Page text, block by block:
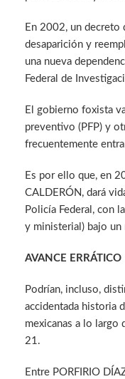
En 2002, un decreto
desaparición y
una nueva
Federal de
El gobierno foxista
preventivo (PFP) y
frecuentemente
Es por ello que, en
CALDERÓN, dará
Policía Federal, con
y ministerial) bajo un
AVANCE ERRÁTICO
Podrían, incluso,
accidentada historia
mexicanas a lo largo
21.
Entre PORFIRIO